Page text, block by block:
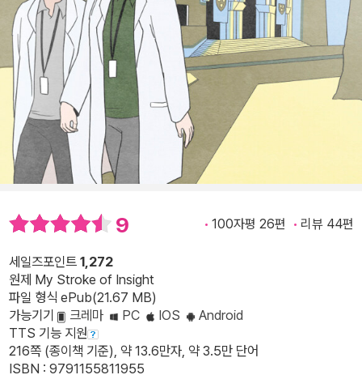
9 100자평 26편 리뷰 44편
세일즈포인트 1,272
원제 My Stroke of Insight
파일 형식 ePub(21.67 MB)
가능기기
크레마 PC IOS
Android
TTS 기능 지원
216쪽 (종이책 기준), 약 13.6만자, 약 3.5만 단어
ISBN : 9791155811955